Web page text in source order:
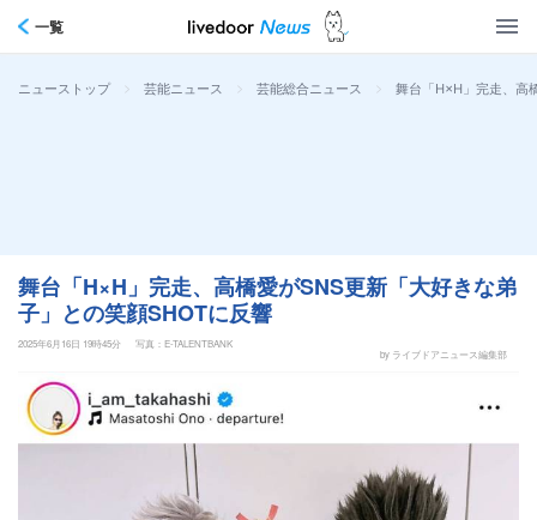
一覧
ニューストップ > 芸能ニュース > 芸能総合ニュース > 舞台「H×H」完走、高
舞台「H×H」完走、高橋愛がSNS更新「大好きな弟
子」との笑顔SHOTに反響
2025年6月16日 19時45分
写真：E-TALENTBANK
by ライブドアニュース編集部